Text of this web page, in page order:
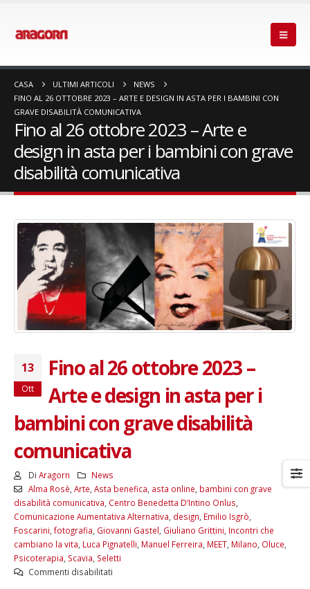
CASA ULTIMI ARTICOLI
NEWS
FINO AL 26 OTTOBRE 2023 – ARTE E DESIGN IN ASTA PER I BAMBINI CON
GRAVE DISABILITÀ COMUNICATIVA
Fino al 26 ottobre 2023 – Arte e
design in asta per i bambini con grave
disabilità comunicativa
13
Ott
Fino al 26 ottobre 2023 –
Arte e design in asta per i
bambini con grave disabilità
comunicativa
Di Aragorn
News
Alma Rosè, Arte, Asta benefica, asta online, bambini con grave
disabilità comunicativa, Centro Benedetta D’Intino Onlus,
Comunicazione Aumentativa Alternativa, design, Emilio Isgrò,
Foscarini, fotografia, Giovanni Gastel, Giuliano Grittini, Incontri che
cambiano la vita, Luca Pignatelli, Manuel Ferreira, MEET, Milano, Oluce,
Psicoterapia, Scavia, Seletti
Commenti disabilitatisu